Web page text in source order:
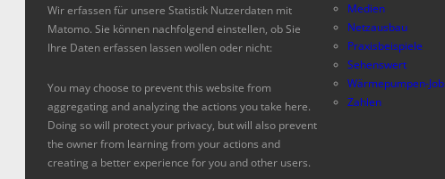
Wir erfassen für unsere Statistik Nutzerdaten mit
Matomo. Sie können nachfolgend einstellen, ob Sie
Ihre Daten erfassen lassen wollen oder nicht:
You may choose to prevent this website from
aggregating and analyzing the actions you take here.
Doing so will protect your privacy, but will also prevent
the owner from learning from your actions and
creating a better experience for you and other users.
Medien
Netzausbau
Praxisbeispiele
Sehenswert
Wärmepumpen-
Zahlen